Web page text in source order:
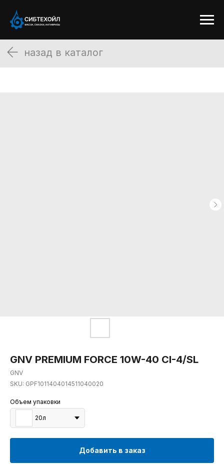
назад в каталог
GNV PREMIUM FORCE 10W-40 CI-4/SL
GNV
SKU: GPF1011404014511040020
Объем упаковки
20л
Добавить в заказ